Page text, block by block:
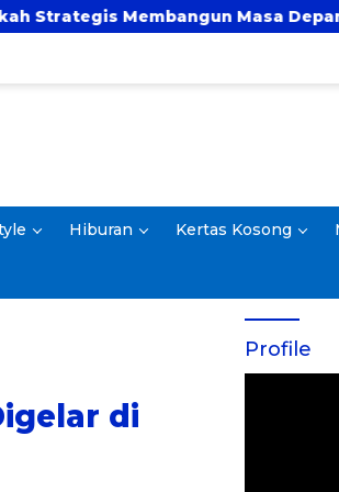
Masa Depan?
Hiburan Kertas Kosong
di
Profile